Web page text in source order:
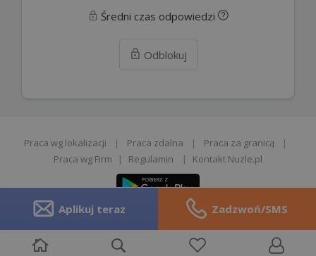
Aplikuj teraz Zadzwoń/SMS
Średni czas odpowiedzi
Odblokuj
Praca wg lokalizacji | Praca zdalna | Praca za granicą
|
Praca wg Firm
| Regulamin | Kontakt Nuzle.pl